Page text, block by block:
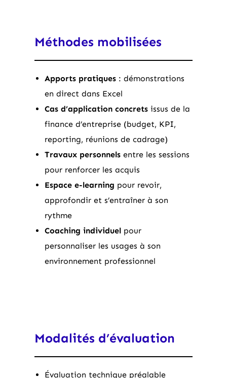
Méthodes mobilisées
Apports pratiques : démonstrations
en direct dans Excel
Cas d’application concrets issus de la
finance d’entreprise (budget, KPI,
reporting, réunions de cadrage)
Travaux personnels entre les sessions
pour renforcer les acquis
Espace e-learning pour revoir,
approfondir et s’entraîner à son
rythme
Coaching individuel pour
personnaliser les usages à son
environnement professionnel
Modalités d’évaluation
Évaluation technique préalable